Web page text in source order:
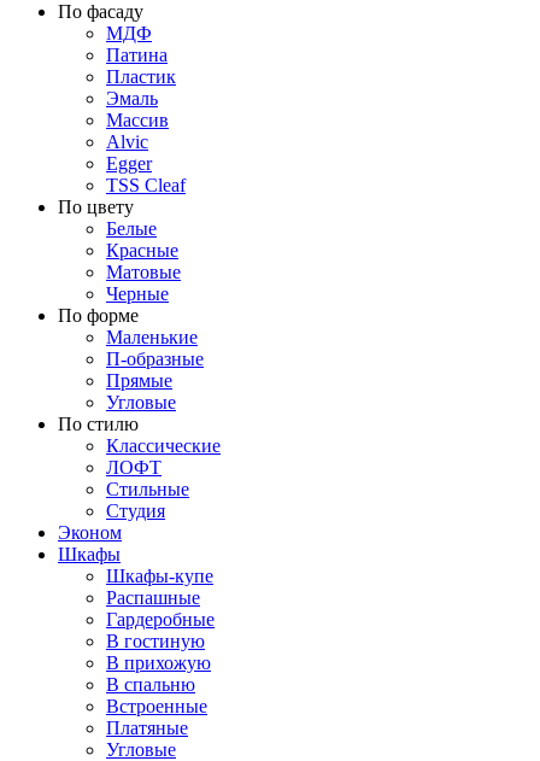
По фасаду
МДФ
Патина
Пластик
Эмаль
Массив
Alvic
Egger
TSS Cleaf
По цвету
Белые
Красные
Матовые
Черные
По форме
Маленькие
П-образные
Прямые
Угловые
По стилю
Классические
ЛОФТ
Стильные
Студия
Эконом
Шкафы
Шкафы-купе
Распашные
Гардеробные
В гостиную
В прихожую
В спальню
Встроенные
Платяные
Угловые